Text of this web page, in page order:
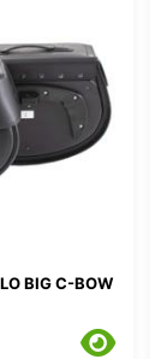
BIG C-BOW